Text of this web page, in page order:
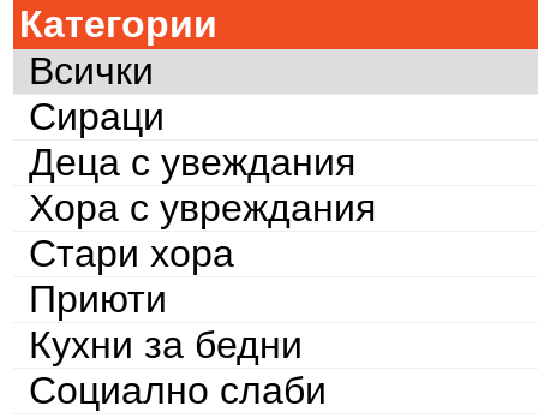
Категории
Всички
Сираци
Деца с увеждания
Хора с увреждания
Стари хора
Приюти
Кухни за бедни
Социално слаби